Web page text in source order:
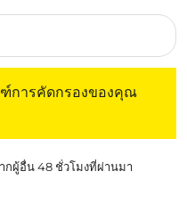
การคัดกรองของคุณ
กผู้อื่น 48 ชั่วโมงที่ผ่านมา